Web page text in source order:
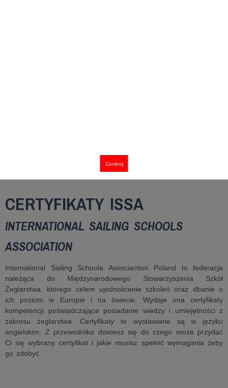
Zamknij
CERTYFIKATY ISSA
INTERNATIONAL SAILING SCHOOLS
ASSOCIATION
International Sailing Schoola Associaction Poland to federacja
należąca do Międzynarodowego Stowarzyszenia Szkół
Żeglarstwa, którego celem ujednolicenie szkoleń oraz dbanie o
ich poziom w Europie i na świecie. Wydaje ona certyfikaty
kompetencji poświadczające posiadanie wiedzy i umiejętności z
zakresu żeglarstwa. Certyfikaty te wystawiane są w języku
angielskim. Z przewodnika dowiesz się do czego może przydać
Ci się wybrany certyfikat i jakie musisz spełnić wymagania żeby
go zdobyć.